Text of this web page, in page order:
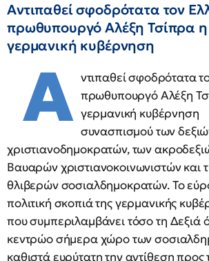
Αντιπαθεί σφοδρότατα τον
πρωθυπουργό Αλέξη Τσίπρα η
γερμανική κυβέρνηση
Α ντιπαθεί σφοδρότατα
πρωθυπουργό Αλέξη
γερμανική κυβέρνηση
συνασπισμού των
χριστιανοδημοκρατών, των
Βαυαρών χριστιανοκοινωνιστών και
θλιβερών σοσιαλδημοκρατών. Το
πολιτική σκοπιά της γερμανικής
που συμπεριλαμβάνει τόσο τη Δεξιά
κεντρώο σήμερα χώρο των
καθιστά ευρύτατη την αντίθεση προς